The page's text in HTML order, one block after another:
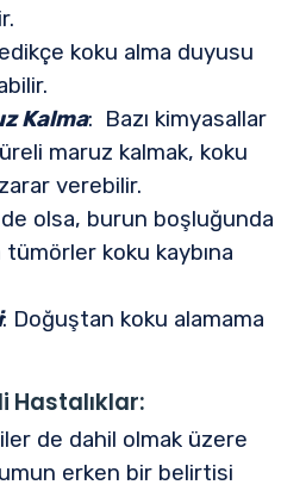
koku alma duyusu
Kalma: Bazı kimyasallar
maruz kalmak, koku
verebilir.
olsa, burun boşluğunda
koku kaybına
: Doğuştan koku alamama
Hastalıklar:
de dahil olmak üzere
erken bir belirtisi